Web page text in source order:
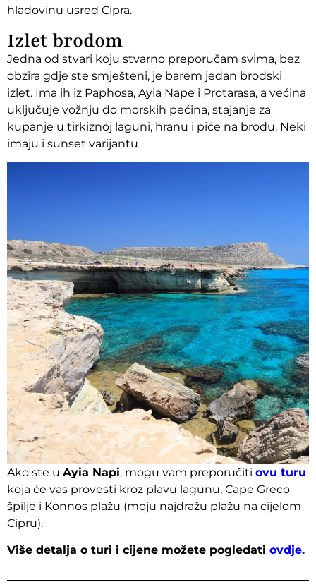
hladovinu usred Cipra.
Izlet brodom
Jedna od stvari koju stvarno preporučam svima, bez
obzira gdje ste smješteni, je barem jedan brodski
izlet. Ima ih iz Paphosa, Ayia Nape i Protarasa, a većina
uključuje vožnju do morskih pećina, stajanje za
kupanje u tirkiznoj laguni, hranu i piće na brodu. Neki
imaju i sunset varijantu
Ako ste u Ayia Napi, mogu vam preporučiti ovu turu
koja će vas provesti kroz plavu lagunu, Cape Greco
špilje i Konnos plažu (moju najdražu plažu na cijelom
Cipru).
Više detalja o turi i cijene možete pogledati ovdje.